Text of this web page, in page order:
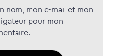
nom, mon e-mail et mon
pour mon